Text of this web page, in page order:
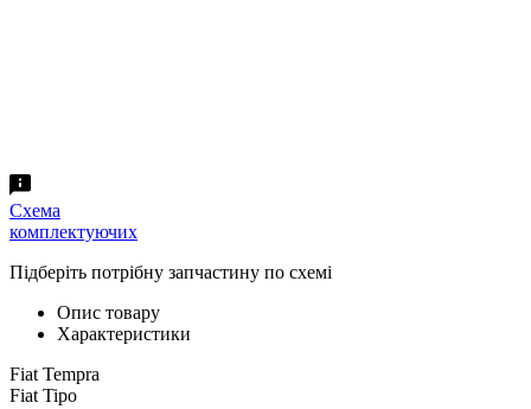
Схема
комплектуючих
Підберіть потрібну запчастину по схемі
Опис товару
Характеристики
Fiat Tempra
Fiat Tipo